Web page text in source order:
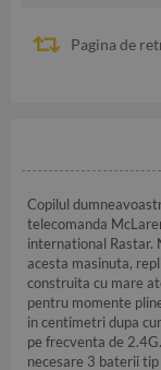
Pagina de
Copilul
telecomanda
international Rastar.
acesta masinuta,
construita cu mare
pentru momente
in centimetri dupa
pe frecventa de
necesare 3 baterii